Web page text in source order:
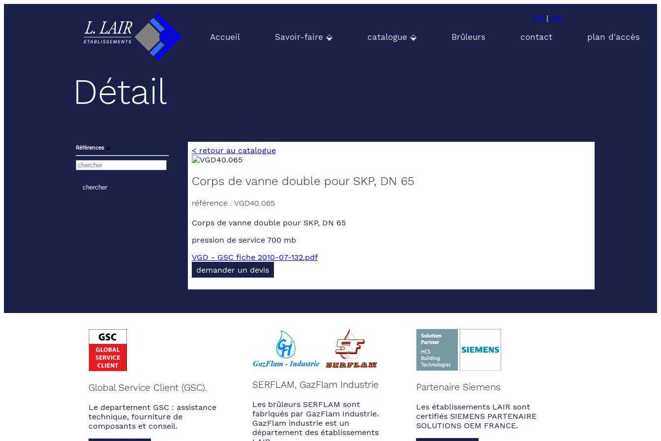
FR | GB
Accueil Savoir-faire ⬙ catalogue ⬙ Brûleurs contact plan d'accès
Détail
Références ⬙ < retour au catalogue
Corps de vanne double pour SKP, DN 65
référence : VGD40.065
Corps de vanne double pour SKP, DN 65
pression de service 700 mb
VGD - GSC fiche 2010-07-132.pdf
demander un devis
Global Service Client (GSC).
Le departement GSC : assistance
technique, fourniture de
composants et conseil.
SERFLAM, GazFlam Industrie
Les brûleurs SERFLAM sont
fabriqués par GazFlam Industrie.
GazFlam industrie est un
département des établissements
Partenaire Siemens
Les établissements LAIR sont
certifiés SIEMENS PARTENAIRE
SOLUTIONS OEM FRANCE.